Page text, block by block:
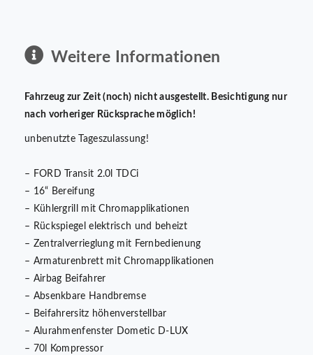
Weitere Informationen
Fahrzeug zur Zeit (noch) nicht ausgestellt. Besichtigung nur
nach vorheriger Rücksprache möglich!
unbenutzte Tageszulassung!
– FORD Transit 2.0l TDCi
– 16“ Bereifung
– Kühlergrill mit Chromapplikationen
– Rückspiegel elektrisch und beheizt
– Zentralverrieglung mit Fernbedienung
– Armaturenbrett mit Chromapplikationen
– Airbag Beifahrer
– Absenkbare Handbremse
– Beifahrersitz höhenverstellbar
– Alurahmenfenster Dometic D-LUX
– 70l Kompressor